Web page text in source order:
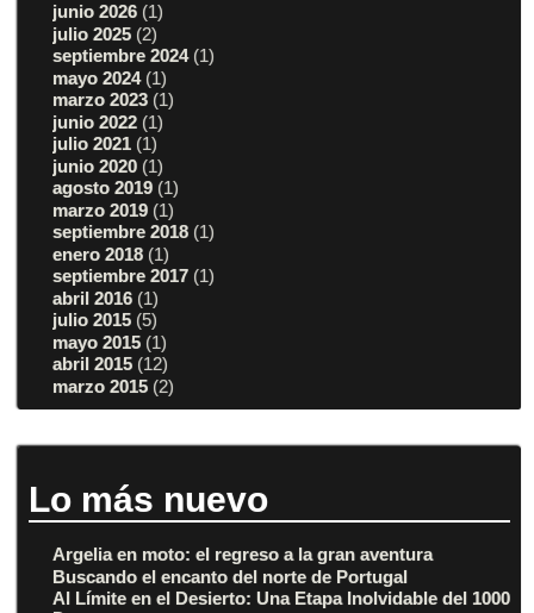
junio 2026 (1)
julio 2025 (2)
septiembre 2024(1)
mayo 2024(1)
marzo 2023 (1)
junio 2022 (1)
julio 2021 (1)
junio 2020 (1)
agosto 2019 (1)
marzo 2019 (1)
septiembre 2018 (1)
enero 2018 (1)
septiembre 2017 (1)
abril 2016 (1)
julio 2015 (5)
mayo 2015 (1)
abril 2015 (12)
marzo 2015 (2)
Lo más nuevo
Argelia en moto: el regreso a la gran aventura
Buscando el encanto del norte de Portugal
Al Límite en el Desierto: Una Etapa Inolvidable del 1000